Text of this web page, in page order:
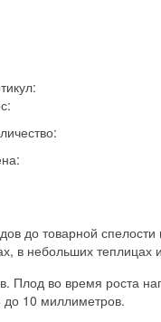
до товарной
в небольших теплицах
Плод во время роста
10 миллиметров.